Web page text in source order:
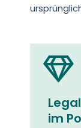
im